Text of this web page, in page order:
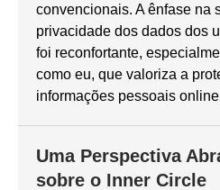
convencionais. A ênfase na
privacidade dos dados dos
foi reconfortante,
como eu, que valoriza a
informações pessoais
Uma Perspectiva
sobre o Inner Circle